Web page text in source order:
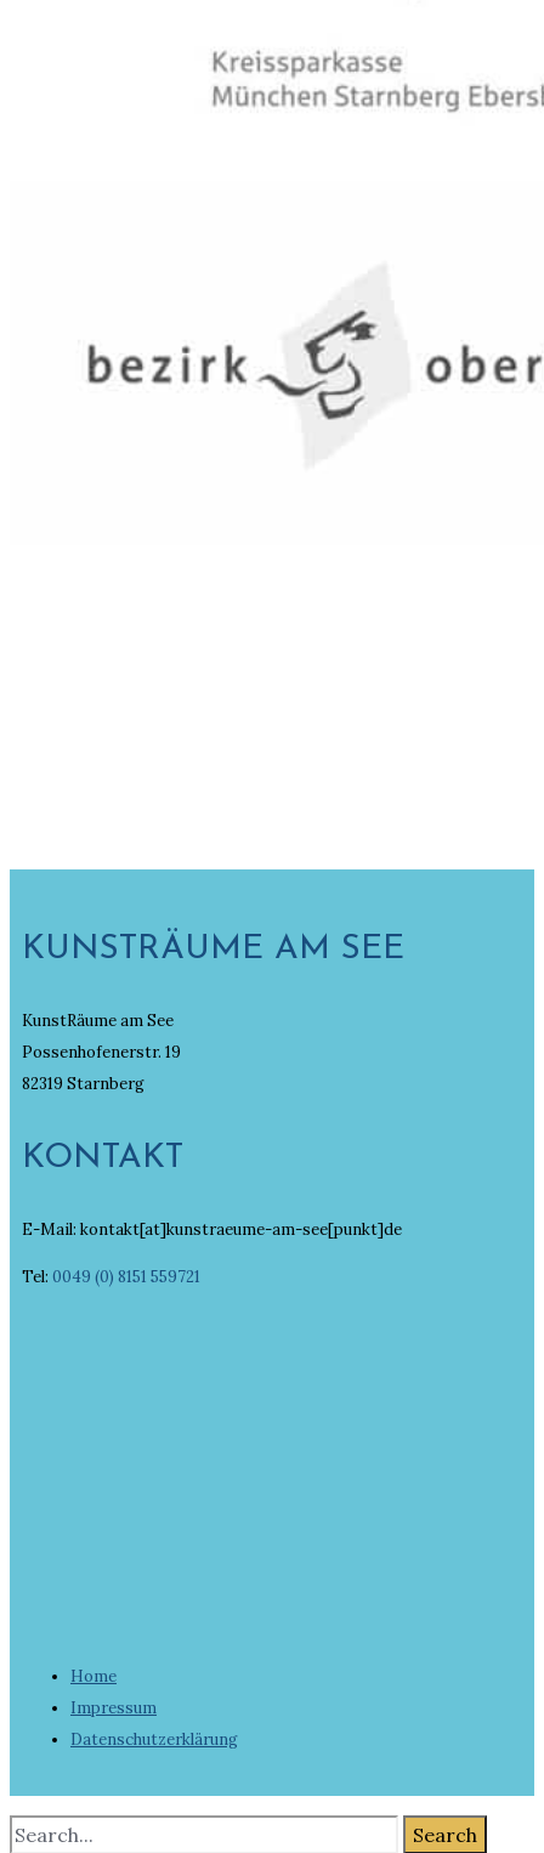
KUNSTRÄUME AM SEE
KunstRäume am See
Possenhofenerstr. 19
82319 Starnberg
KONTAKT
E-Mail: kontakt[at]kunstraeume-am-see[punkt]de
Tel: 0049 (0) 8151 559721
Home
Impressum
Datenschutzerklärung
Search